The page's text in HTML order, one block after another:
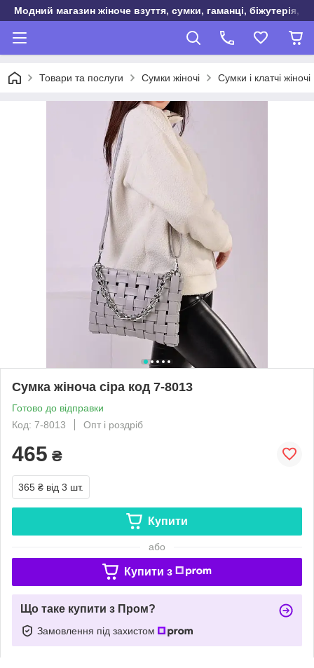
Модний магазин жіноче взуття, сумки, гаманці, біжутерія,
Товари та послуги Сумки жіночі Сумки і клатчі жіночі
Сумка жіноча сіра код 7-8013
Готово до відправки
Код: 7-8013
Опт і роздріб
465 ₴
365 ₴ від 3 шт.
Купити
або
Купити з
Що таке купити з Пром?
Замовлення під захистом